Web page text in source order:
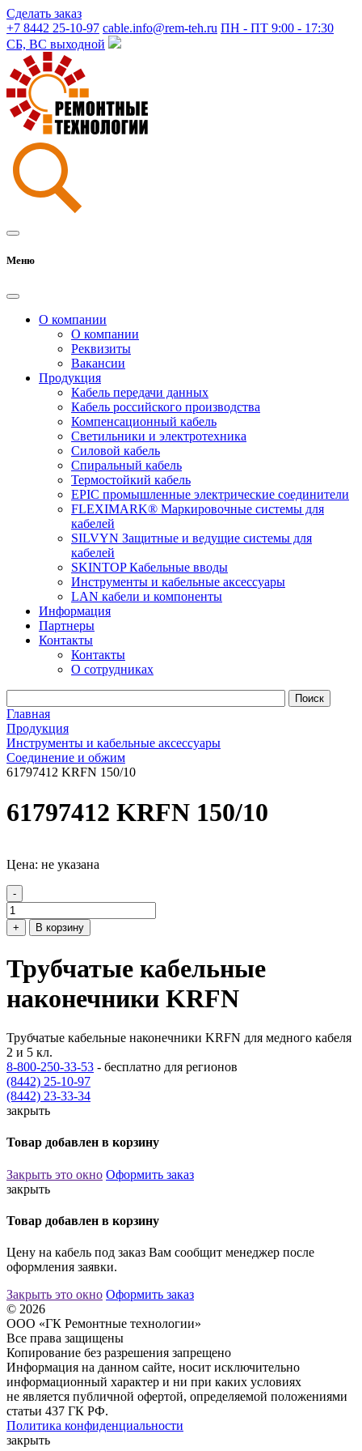
Сделать заказ
+7 8442 25-10-97 cable.info@rem-teh.ru ПН - ПТ 9:00 - 17:30
СБ, ВС выходной
Меню
О компании
О компании
Реквизиты
Вакансии
Продукция
Кабель передачи данных
Кабель российского производства
Компенсационный кабель
Светильники и электротехника
Силовой кабель
Спиральный кабель
Термостойкий кабель
EPIC промышленные электрические соединители
FLEXIMARK® Маркировочные системы для
кабелей
SILVYN Защитные и ведущие системы для
кабелей
SKINTOP Кабельные вводы
Инструменты и кабельные аксессуары
LAN кабели и компоненты
Информация
Партнеры
Контакты
Контакты
О сотрудниках
Главная
Продукция
Инструменты и кабельные аксессуары
Соединение и обжим
61797412 KRFN 150/10
61797412 KRFN 150/10
Цена: не указана
-
+ В корзину
Трубчатые кабельные
наконечники KRFN
Трубчатые кабельные наконечники KRFN для медного кабеля
2 и 5 кл.
8-800-250-33-53 - бесплатно для регионов
(8442) 25-10-97
(8442) 23-33-34
закрыть
Товар добавлен в корзину
Закрыть это окно Оформить заказ
закрыть
Товар добавлен в корзину
Цену на кабель под заказ Вам сообщит менеджер после
оформления заявки.
Закрыть это окно Оформить заказ
© 2026
ООО «ГК Ремонтные технологии»
Все права защищены
Копирование без разрешения запрещено
Информация на данном сайте, носит исключительно
информационный характер и ни при каких условиях
не является публичной офертой, определяемой положениями
статьи 437 ГК РФ.
Политика конфиденциальности
закрыть